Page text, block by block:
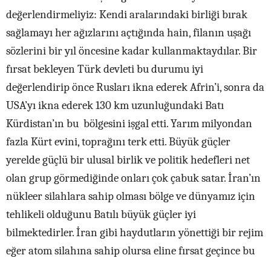
değerlendirmeliyiz: Kendi aralarındaki birliği bırak
sağlamayı her ağızlarını açtığında hain, filanın uşağı
sözlerini bir yıl öncesine kadar kullanmaktaydılar. Bir
fırsat bekleyen Türk devleti bu durumu iyi
değerlendirip önce Rusları ikna ederek Afrin’i, sonra da
USA’yı ikna ederek 130 km uzunluğundaki Batı
Kürdistan’ın bu bölgesini işgal etti. Yarım milyondan
fazla Kürt evini, toprağını terk etti. Büyük güçler
yerelde güçlü bir ulusal birlik ve politik hedefleri net
olan grup görmediğinde onları çok çabuk satar. İran’ın
nükleer silahlara sahip olması bölge ve dünyamız için
tehlikeli olduğunu Batılı büyük güçler iyi
bilmektedirler. İran gibi haydutların yönettiği bir rejim
eğer atom silahına sahip olursa eline fırsat geçince bu